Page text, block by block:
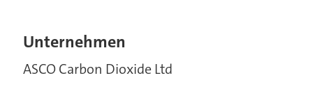
Unternehmen
ASCO Carbon Dioxide Ltd